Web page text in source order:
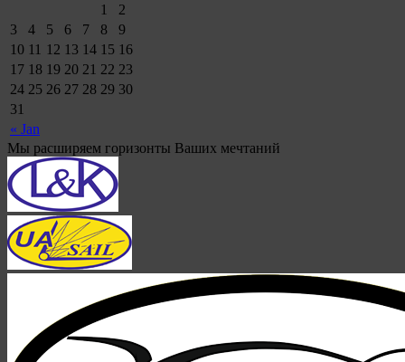
« Jan
1
2
3
4 5 6 7 8
9
10 11 12 13 14 15 16
17 18 19 20 21 22 23
24 25 26 27 28 29 30
31
Мы расширяем горизонты Ваших мечтаний